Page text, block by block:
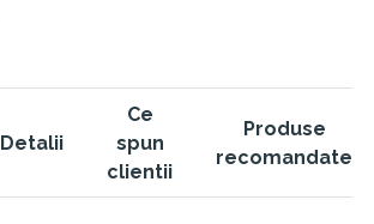
Detalii
Ce
spun
clientii
Produse
recomandate